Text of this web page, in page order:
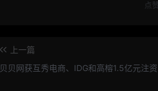
点赞
上一篇
贝贝网获互秀电商、IDG和高榕1.5亿元注资